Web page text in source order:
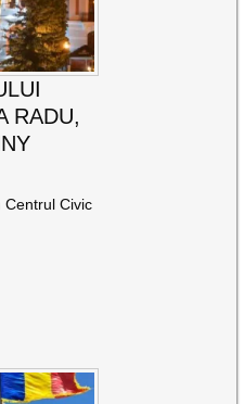
RADU,
Civic